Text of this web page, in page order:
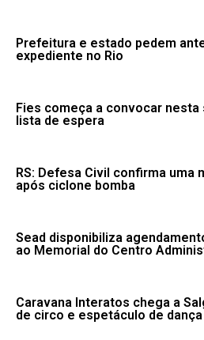
Prefeitura e estado pedem
expediente no Rio
Fies começa a convocar
lista de espera
RS: Defesa Civil confirma
após ciclone bomba
Sead disponibiliza
ao Memorial do Centro
Caravana Interatos chega a
de circo e espetáculo de dança